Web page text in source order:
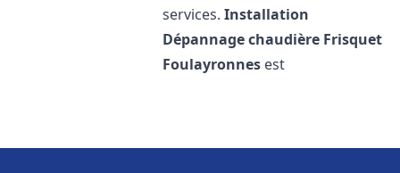
services.Installation
Dépannage chaudière Frisquet
Foulayronnes est